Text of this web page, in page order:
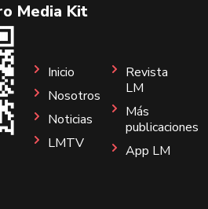
Media Kit
Inicio
Nosotros
Noticias
LMTV
Revista
LM
Más
publicaciones
App LM